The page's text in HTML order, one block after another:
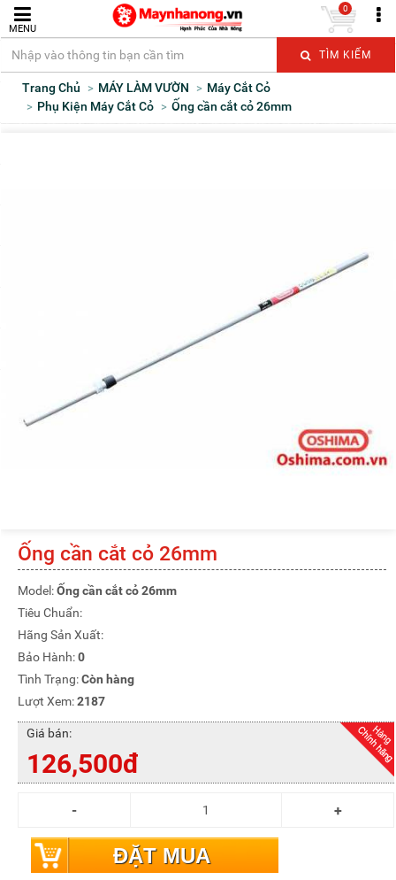
MENU
TÌM KIẾM
0
Trang Chủ MÁY LÀM VƯỜN
Máy Cắt Cỏ
Phụ Kiện Máy Cắt Cỏ
Ống cần cắt cỏ 26mm
Ống cần cắt cỏ 26mm
Model:Ống cần cắt cỏ 26mm
Tiêu Chuẩn:
Hãng Sản Xuất:
Bảo Hành:0
Tình Trạng:Còn hàng
Lượt Xem:2187
Giá bán:
126,500đ
ĐẶT MUA